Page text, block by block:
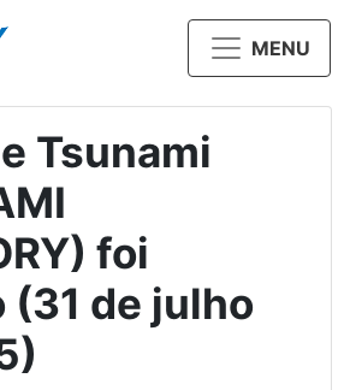
MENU
Tsunami
foi
de julho